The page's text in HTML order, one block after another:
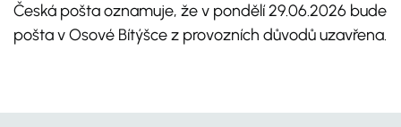
Česká pošta oznamuje, že v pondělí 29.06.2026 bude
pošta v Osové Bítýšce z provozních důvodů uzavřena.